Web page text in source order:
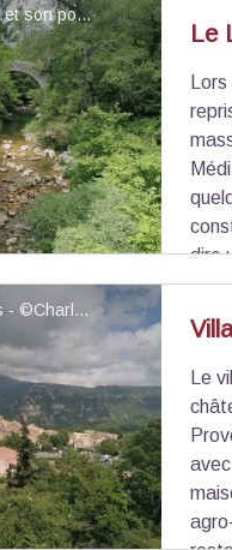
Voir l'image en plein
hêtre, formant ainsi une
Le Loup et son pont - ©Charlotte Depardon - PNR Préalpes d'Azur
Voir l'image en plein
Le
dire
Cet habitat
Cipières - ©Charlotte Depardon - PNR Préalpes d'Azur
et histoire
Le